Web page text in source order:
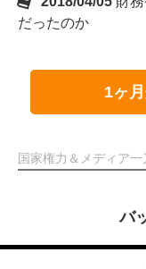
だったのか
1ヶ
国家権力＆メディア一
バ